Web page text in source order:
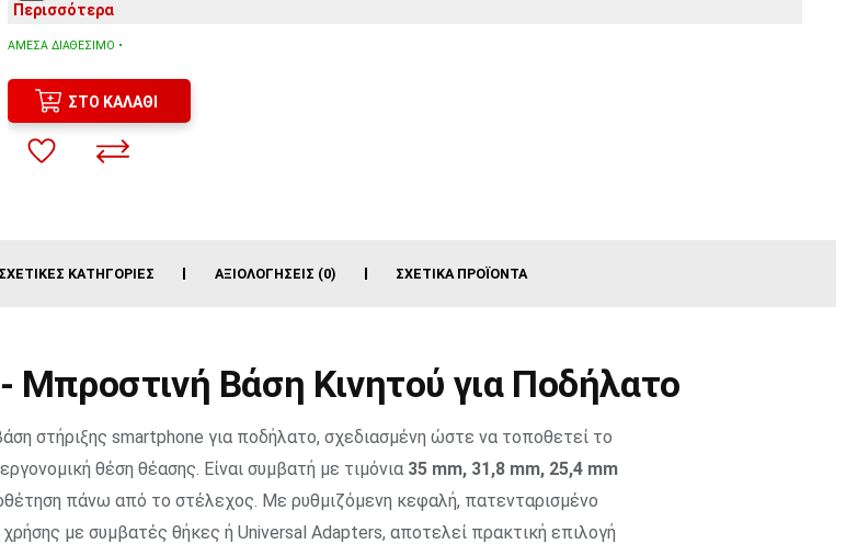
Περισσότερα
ΆΜΕΣΑ ΔΙΑΘΈΣΙΜΟ •
ΣΤΟ ΚΑΛΆΘΙ
ΣΧΕΤΙΚΈΣ ΚΑΤΗΓΟΡΊΕΣ ΑΞΙΟΛΟΓΉΣΕΙΣ (0) ΣΧΕΤΙΚΆ ΠΡΟΪΌΝΤΑ
Βάση Κινητού για Ποδήλατο
στήριξης smartphone για ποδήλατο, σχεδιασμένη ώστε να τοποθετεί το
θέση θέασης. Είναι συμβατή με τιμόνια 35 mm, 31,8 mm, 25,4 mm
πάνω από το στέλεχος. Με ρυθμιζόμενη κεφαλή, πατενταρισμένο
με συμβατές θήκες ή Universal Adapters, αποτελεί πρακτική επιλογή